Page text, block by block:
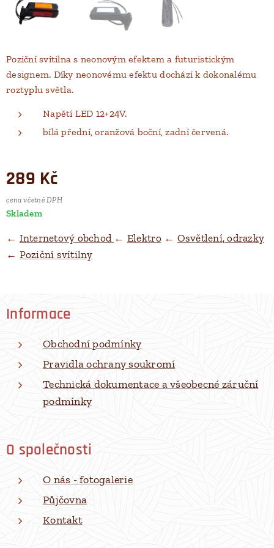
Poziční svítilna s neonovým efektem a futuristickým
designem. Díky neonovému efektu dochází k dokonalému
roztyplu světla.
Napětí LED 12+24V.
bílá přední, oranžová boční, zadní červená.
289 Kč
cena včetně DPH
Skladem
← Internetový obchod ← Elektro← Osvětlení, odrazky
← Poziční svítilny
Informace
Obchodní podmínky
Pravidla ochrany soukromí
Technická dokumentace a všeobecné záruční
podmínky
O společnosti
O nás - fotogalerie
Půjčovna
Kontakt